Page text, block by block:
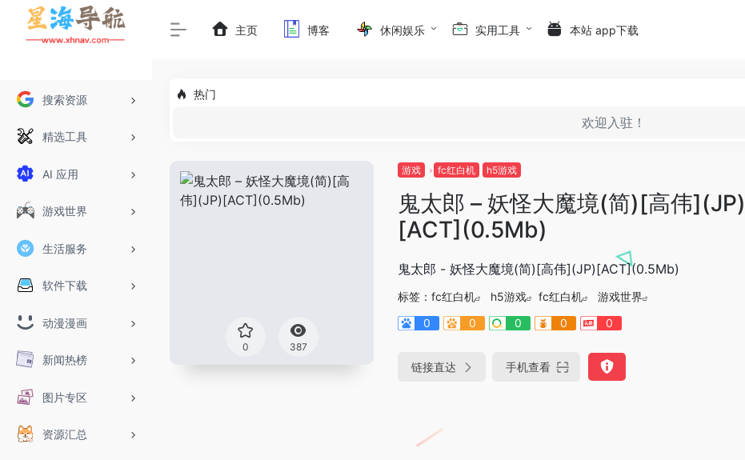
搜索资源
精选工具
AI 应用
游戏世界
生活服务
软件下载
动漫漫画
新闻热榜
图片专区
资源汇总
主页 博客 休闲娱乐 实用工具 本站 app下载
热门
欢迎入驻！
0 387
游戏 fc红白机 h5游戏
鬼太郎 – 妖怪大魔境(简)[高伟](JP)
[ACT](0.5Mb)
鬼太郎 - 妖怪大魔境(简)[高伟](JP)[ACT](0.5Mb)
标签： fc红白机 h5游戏 fc红白机
游戏世界
0
0 0 0 0
链接直达 手机查看